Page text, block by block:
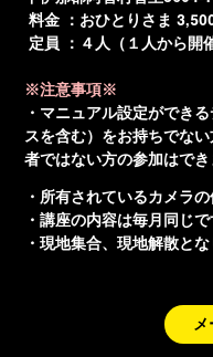
料金 ：おひとりさま
定員 ： ４人（ １人から開
※注意事項※
・マニュアル設定ができ
スを含む）をお持ちでな
者ではない方の参加はで
・所有されているカメラ
・講座の内容は毎月同じ
・現地集合、現地解散と
メ